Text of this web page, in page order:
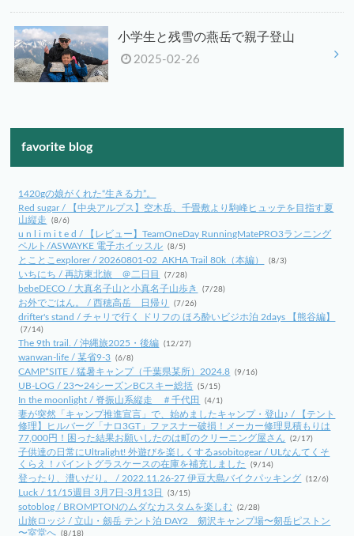
小学生と残雪の燕岳で親子登山
2025-02-26
favorite blog
1420gの娘がくれた“生きる力”。
Red sugar / 【中央アルプス】空木岳、千畳敷より駒峰ヒュッテを目指す夏
山縦走
(8/6)
u n l i m i t e d / 【レビュー】TeamOneDay RunningMatePRO3ランニング
ベルト/ASWAYKE 電子ホイッスル (8/5)
とことこexplorer / 20260801-02_AKHA Trail 80k（本編） (8/3)
いちにち / 再訪東北旅 ＠二日目 (7/28)
bebeDECO / 大真名子山と小真名子山歩き (7/28)
お外でごはん。 / 西穂高岳 日帰り (7/26)
drifter's stand / チャリで行く ドリフの ほろ酔いビジホ泊 2days 【熊谷編】
(7/14)
The 9th trail. / 沖縄旅2025・後編 (12/27)
wanwan-life / 某省9-3 (6/8)
CAMP*SITE / 猛暑キャンプ（千葉県某所）2024.8 (9/16)
UB-LOG / 23〜24シーズンBCスキー総括 (5/15)
In the moonlight / 脊振山系縦走 ＃千代田 (4/1)
妻が突然「キャンプ推進宣言」で、始めましたキャンプ・登山♪ / 【テント
修理】ヒルバーグ「ナロ3GT」ファスナー破損！メーカー修理見積もりは
77,000円！困った結果お願いしたのは町のクリーニング屋さん
(2/17)
子供達の日常にUltralight! 外遊びを楽しくするasobitogear / ULなんてくそ
くらえ！パイントグラスケースの在庫を補充しました
(9/14)
登ったり、漕いだり。 / 2022.11.26-27 伊豆大島バイクパッキング (12/6)
Luck / 11/15週目 3月7日-3月13日 (3/15)
sotoblog / BROMPTONのムダなカスタムを楽しむ (2/28)
山旅ロッジ / 立山・劔岳 テント泊 DAY2 剱沢キャンプ場〜剱岳ピストン
〜室堂へ (8/18)